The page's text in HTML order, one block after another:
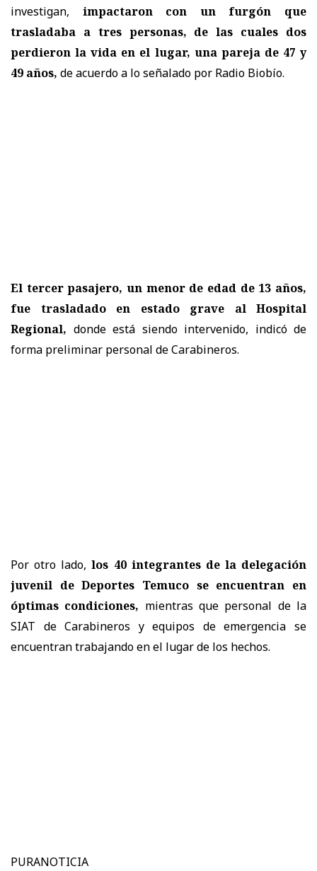
investigan, impactaron con un furgón que
trasladaba a tres personas, de las cuales dos
perdieron la vida en el lugar, una pareja de47 y
49 años, de acuerdo a lo señalado por Radio Biobío.
El tercer pasajero, un menor de edad de 13 años,
fue trasladado en estado grave al Hospital
Regional, donde está siendo intervenido, indicó de
forma preliminar personal de Carabineros.
Por otro lado,los 40 integrantes de la delegación
juvenil de Deportes Temuco se encuentran en
óptimas condiciones, mientras que personal de la
SIAT de Carabineros y equipos de emergencia se
encuentran trabajando en el lugar de los hechos.
PURANOTICIA